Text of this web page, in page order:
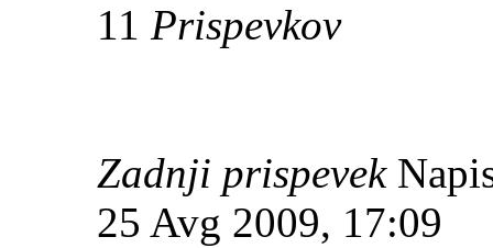
11 Prispevkov
Zadnji prispevek
25 Avg 2009, 17:09